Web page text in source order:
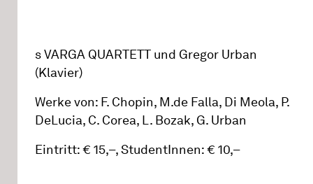
s VARGA QUARTETT und Gregor Urban
(Klavier)
Werke von: F. Chopin, M.de Falla, Di Meola, P.
DeLucia, C. Corea, L. Bozak, G. Urban
Eintritt: € 15,–, StudentInnen: € 10,–